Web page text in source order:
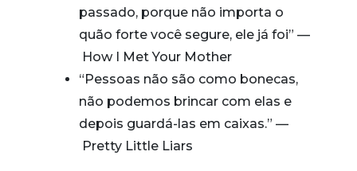
passado, porque não importa o
quão forte você segure, ele já foi” —
How I Met Your Mother
“Pessoas não são como bonecas,
não podemos brincar com elas e
depois guardá-las em caixas.” —
Pretty Little Liars